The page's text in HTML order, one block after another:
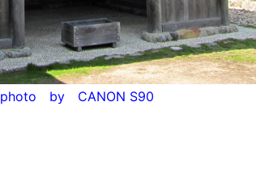
photo by CANON S90